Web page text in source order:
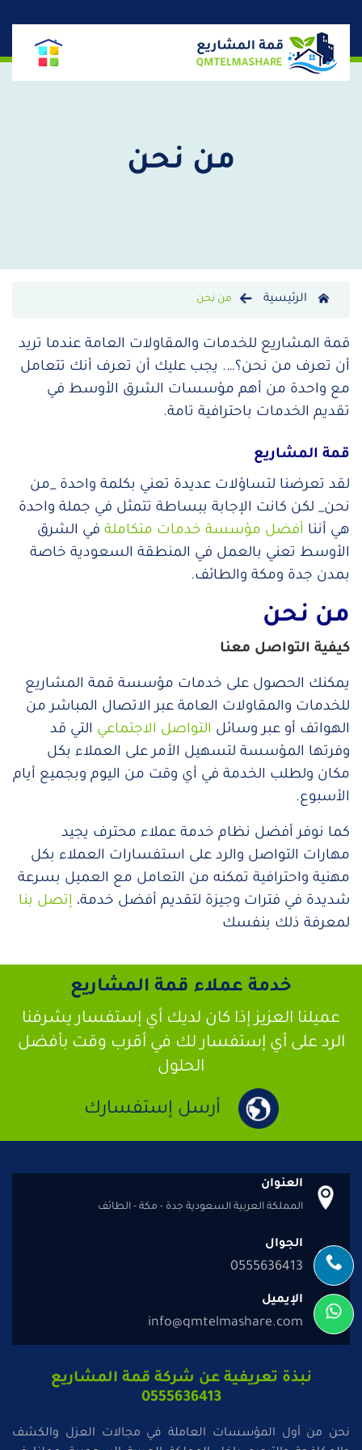
من نحن
الرئيسية من نحن
قمة المشاريع للخدمات والمقاولات العامة عندما تريد
أن تعرف من نحن؟…. يجب عليك أن تعرف أنك تتعامل
مع واحدة من أهم مؤسسات الشرق الأوسط في
تقديم الخدمات باحترافية تامة.
قمة المشاريع
لقد تعرضنا لتساؤلات عديدة تعني بكلمة واحدة _من
نحن_ لكن كانت الإجابة ببساطة تتمثل في جملة واحدة
هي أننا أفضل مؤسسة خدمات متكاملة في الشرق
الأوسط تعني بالعمل في المنطقة السعودية خاصة
بمدن جدة ومكة والطائف.
من نحن
كيفية التواصل معنا
يمكنك الحصول على خدمات مؤسسة قمة المشاريع
للخدمات والمقاولات العامة عبر الاتصال المباشر من
الهواتف أو عبر وسائل التواصل الاجتماعي التي قد
وفرتها المؤسسة لتسهيل الأمر على العملاء بكل
مكان ولطلب الخدمة في أي وقت من اليوم وبجميع أيام
الأسبوع.
كما نوفر أفضل نظام خدمة عملاء محترف يجيد
مهارات التواصل والرد على استفسارات العملاء بكل
مهنية واحترافية تمكنه من التعامل مع العميل بسرعة
شديدة في فترات وجيزة لتقديم أفضل خدمة، إتصل بنا
لمعرفة ذلك بنفسك
خدمة عملاء قمة المشاريع
عميلنا العزيز إذا كان لديك أي إستفسار يشرفنا
الرد على أي إستفسار لك في أقرب وقت بأفضل
الحلول
أرسل إستفسارك
العنوان
المملكة العربية السعودية جدة - مكة - الطائف
الجوال
0555636413
الإيميل
info@qmtelmashare.com
نبذة تعريفية عن شركة قمة المشاريع
0555636413
نحن من أول المؤسسات العاملة في مجالات العزل والكشف